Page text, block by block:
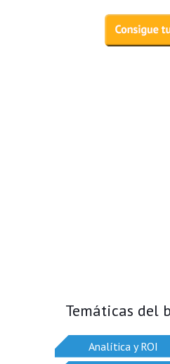
Temáticas del
Analítica y ROI